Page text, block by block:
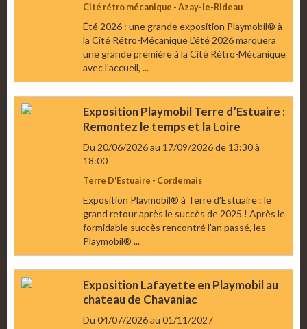
Cité rétro mécanique - Azay-le-Rideau
Été 2026 : une grande exposition Playmobil® à
la Cité Rétro-Mécanique L’été 2026 marquera
une grande première à la Cité Rétro-Mécanique
avec l’accueil, ...
Exposition Playmobil Terre d’Estuaire :
Remontez le temps et la Loire
Du 20/06/2026au 17/09/2026de 13:30à
18:00
Terre D'Estuaire - Cordemais
Exposition Playmobil® à Terre d’Estuaire : le
grand retour après le succès de 2025 ! Après le
formidable succès rencontré l’an passé, les
Playmobil® ...
Exposition Lafayette en Playmobil au
chateau de Chavaniac
Du 04/07/2026au 01/11/2027